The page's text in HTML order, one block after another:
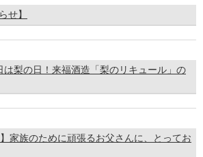
せ】
は梨の日！来福酒造「梨のリキュール」の
家族のために頑張るお父さんに、とってお